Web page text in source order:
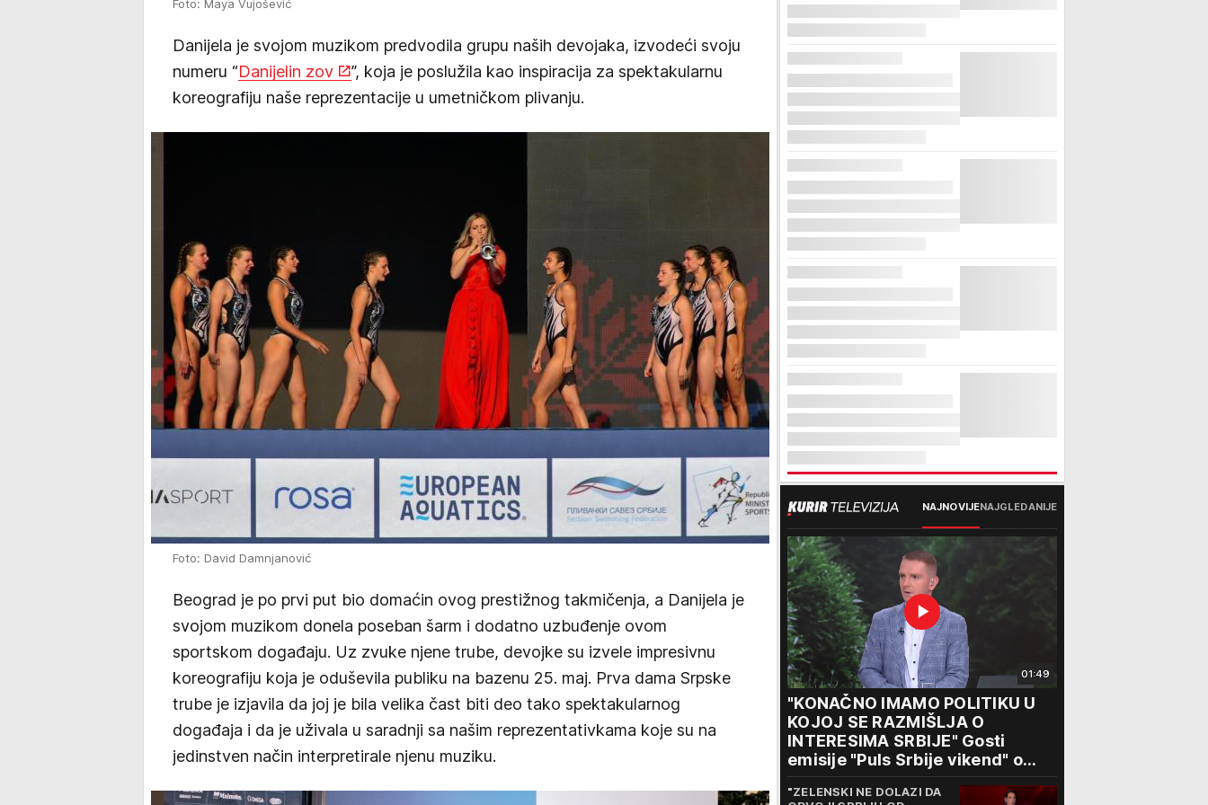
Foto: Maya Vujošević
Danijela je svojom muzikom predvodila grupu naših devojaka, izvodeći svoju
numeru “Danijelin zov
”, koja je poslužila kao inspiracija za spektakularnu
koreografiju naše reprezentacije u umetničkom plivanju.
Foto: David Damnjanović
Beograd je po prvi put bio domaćin ovog prestižnog takmičenja, a Danijela je
svojom muzikom donela poseban šarm i dodatno uzbuđenje ovom
sportskom događaju. Uz zvuke njene trube, devojke su izvele impresivnu
koreografiju koja je oduševila publiku na bazenu 25. maj. Prva dama Srpske
trube je izjavila da joj je bila velika čast biti deo tako spektakularnog
događaja i da je uživala u saradnji sa našim reprezentativkama koje su na
jedinstven način interpretirale njenu muziku.
NAJNOVIJENAJGLEDANIJE
01:49
"KONAČNO IMAMO POLITIKU U
KOJOJ SE RAZMIŠLJA O
INTERESIMA SRBIJE" Gosti
emisije "Puls Srbije vikend" o
poseti Zelenskog Beogradu:
"Otvaraju se nova vrata"
"ZELENSKI NE DOLAZI DA